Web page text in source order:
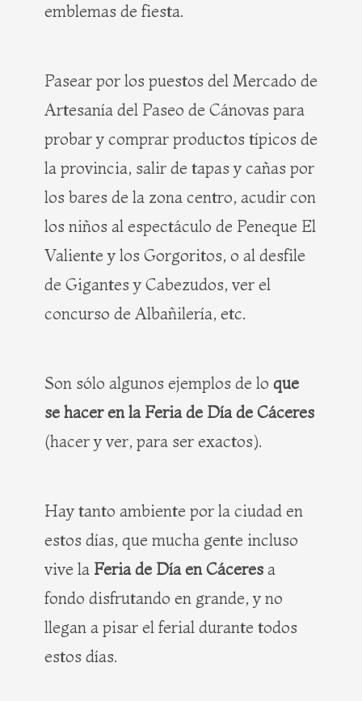
emblemas de fiesta.
Pasear por los puestos del Mercado de
Artesanía del Paseo de Cánovas para
probar y comprar productos típicos de
la provincia, salir de tapas y cañas por
los bares de la zona centro, acudir con
los niños al espectáculo de Peneque El
Valiente y los Gorgoritos, o al desfile
de Gigantes y Cabezudos, ver el
concurso de Albañilería, etc.
Son sólo algunos ejemplos de lo que
se hacer en la Feria de Día de Cáceres
(hacer y ver, para ser exactos).
Hay tanto ambiente por la ciudad en
estos días, que mucha gente incluso
vive la Feria de Día en Cáceres a
fondo disfrutando en grande, y no
llegan a pisar el ferial durante todos
estos días.